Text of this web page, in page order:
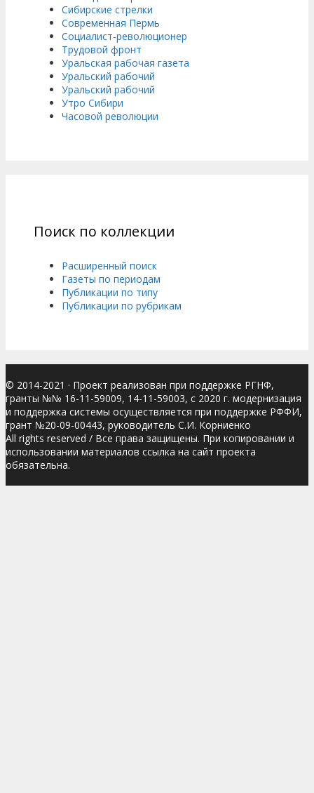
Сибирские стрелки
Современная Пермь
Социалист-революционер
Трудовой фронт
Уральская рабочая газета
Уральский рабочий
Уральский рабочий
Утро Сибири
Часовой революции
Поиск по коллекции
Расширенный поиск
Газеты по периодам
Публикации по типу
Публикации по рубрикам
© 2014-2021 · Проект реализован при поддержке РГНФ,
гранты №№ 16-11-59009, 14-11-59003, с 2020 г. модернизация
и поддержка системы осуществляется при поддержке РФФИ,
грант №20-09-00443, руководитель С.И. Корниенко
All rights reserved / Все права защищены. При копировании и
использовании материалов ссылка на сайт проекта
обязательна.